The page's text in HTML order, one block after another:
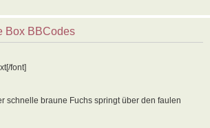
Box BBCodes
font]
schnelle braune Fuchs springt über den faulen